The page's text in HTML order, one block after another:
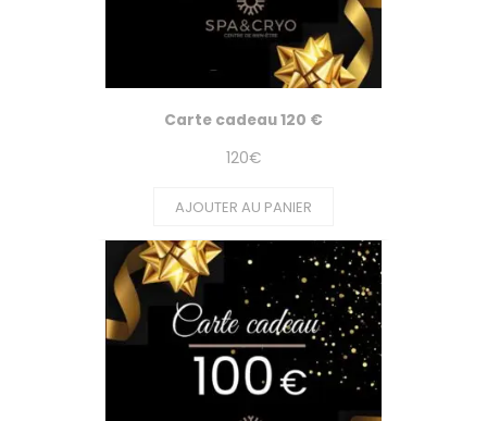
Carte cadeau 120 €
120€
AJOUTER AU PANIER